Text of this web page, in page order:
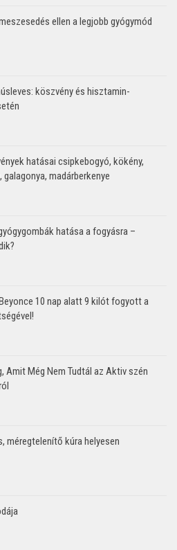
ellen a legjobb gyógymód
köszvény és hisztamin-
hatásai csipkebogyó, kökény,
madárberkenye
hatása a fogyásra –
10 nap alatt 9 kilót fogyott a
Amit Még Nem Tudtál az Aktiv szén
méregtelenítő kúra helyesen